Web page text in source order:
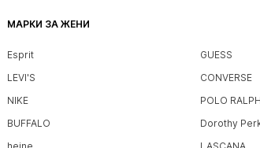
МАРКИ ЗА ЖЕНИ
Esprit GUESS
LEVI'S
CONVERSE
NIKE
POLO
BUFFALO
Dorothy